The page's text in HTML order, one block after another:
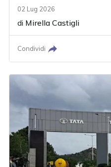
02 Lug 2026
di Mirella Castigli
Condividi